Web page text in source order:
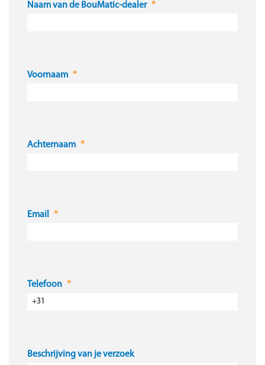
Naam van de BouMatic-dealer
Voornaam
Achternaam
Email
Telefoon
Beschrijving van je verzoek